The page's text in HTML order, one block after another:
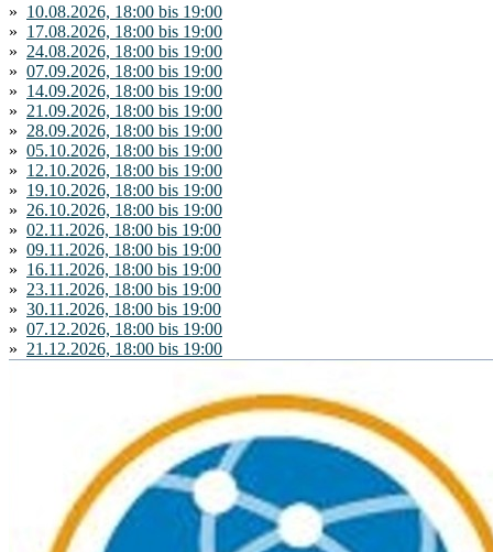
» 10.08.2026, 18:00 bis 19:00
» 17.08.2026, 18:00 bis 19:00
» 24.08.2026, 18:00 bis 19:00
» 07.09.2026, 18:00 bis 19:00
» 14.09.2026, 18:00 bis 19:00
» 21.09.2026, 18:00 bis 19:00
» 28.09.2026, 18:00 bis 19:00
» 05.10.2026, 18:00 bis 19:00
» 12.10.2026, 18:00 bis 19:00
» 19.10.2026, 18:00 bis 19:00
» 26.10.2026, 18:00 bis 19:00
» 02.11.2026, 18:00 bis 19:00
» 09.11.2026, 18:00 bis 19:00
» 16.11.2026, 18:00 bis 19:00
» 23.11.2026, 18:00 bis 19:00
» 30.11.2026, 18:00 bis 19:00
» 07.12.2026, 18:00 bis 19:00
» 21.12.2026, 18:00 bis 19:00